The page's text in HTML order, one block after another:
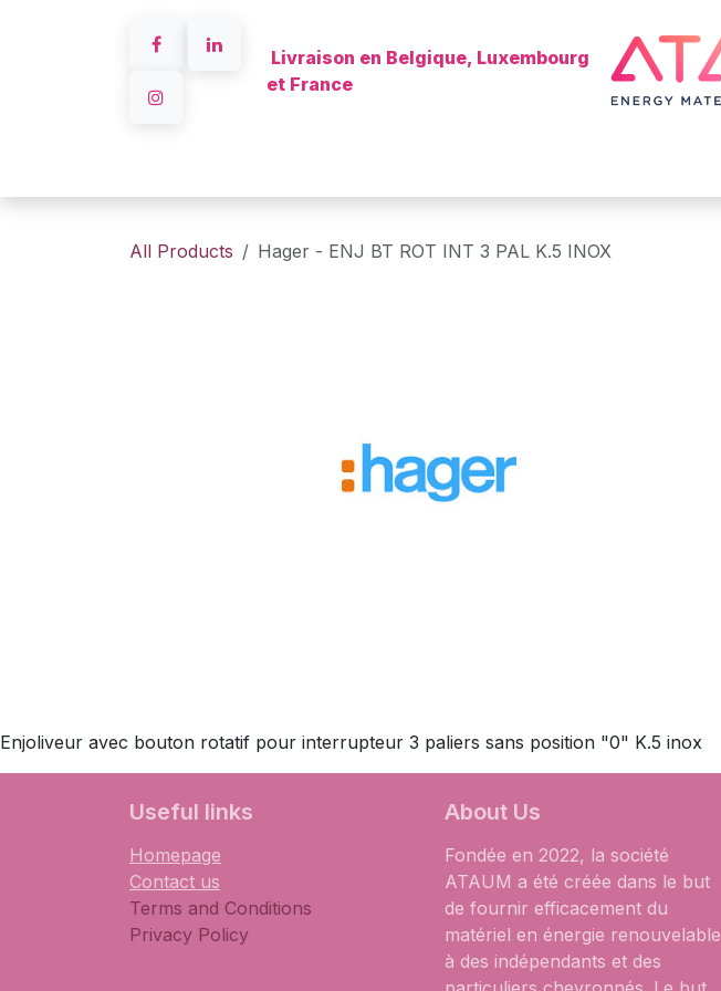
Livraison en Belgique, Luxembourg
et France
All Products Hager - ENJ BT ROT INT 3 PAL K.5 INOX
Enjoliveur avec bouton rotatif pour interrupteur 3 paliers sans position "0" K.5 inox
​Useful links
Homepage
Contact us
Terms and Conditions
Privacy Policy
About Us
Fondée en 2022, la société
ATAUM a été créée dans le but
de fournir efficacement du
matériel en énergie renouvelable
à des indépendants et des